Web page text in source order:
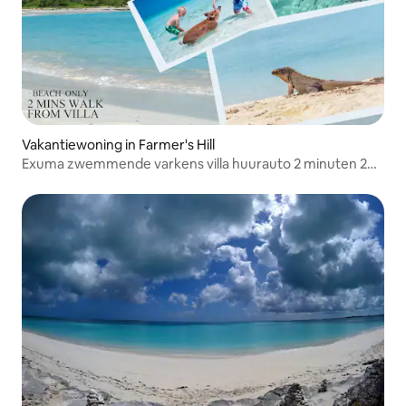
Vakantiewoning in Farmer's Hill
Exuma zwemmende varkens villa huurauto 2 minuten 2